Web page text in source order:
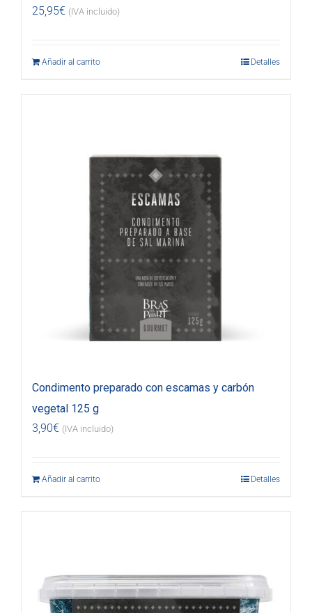
25,95€ (IVA incluido)
Añadir al carrito Detalles
Condimento preparado con escamas y carbón
vegetal 125 g
3,90€ (IVA incluido)
Añadir al carrito Detalles